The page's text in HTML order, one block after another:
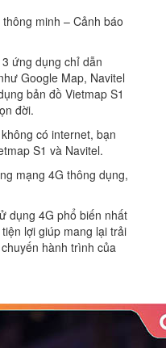
minh – Cảnh báo
ứng dụng chỉ dẫn
Google Map, Navitel
bản đồ Vietmap S1
đời.
có internet, bạn
S1 và Navitel.
mạng 4G thông dụng,
dụng 4G phổ biến nhất
lợi giúp mang lại trải
hành trình của